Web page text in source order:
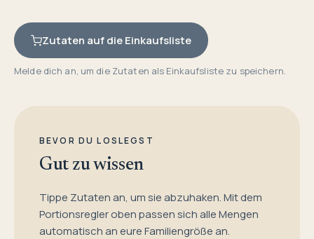
Zutaten auf die Einkaufsliste
Melde dich an, um die Zutaten als Einkaufsliste zu speichern.
BEVOR DU LOSLEGST
Gut zu wissen
Tippe Zutaten an, um sie abzuhaken. Mit dem
Portionsregler oben passen sich alle Mengen
automatisch an eure Familiengröße an.